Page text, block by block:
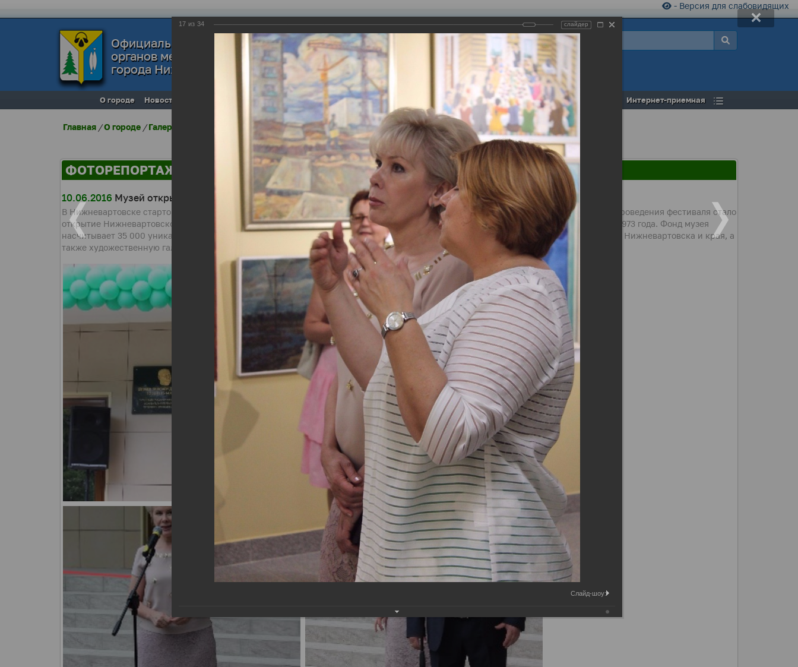
- Версия для слабовидящих
Официальный сайт
органов местного самоуправления
города Нижневартовска
О городе Новости Местное самоуправление Документы Муниципальные услуги Торговая площадка Открытый бюджет Интернет-приемная
Главная /О городе /Галерея города Фоторепортажи
ФОТОРЕПОРТАЖИ
10.06.2016 Музей открыл после капитального ремонта двери обновленных выставочных залов
В Нижневартовске стартовал 41-й фестиваль искусств, труда и спорта «Самотлорские ночи – 2016». Подарком для вартовчан в дни проведения фестиваля стало
открытие Нижневартовского краеведческого музея им. Т.Д. Шуваева. Краеведческий музей Нижневартовска был основан 1 ноября 1973 года. Фонд музея
насчитывает 35 000 уникальных предметов. Музей представляет тематические выставки, посвященные природе, истории и культуре Нижневартовска и края, а
также художественную галерею.
17 из 34 слайдер
Слайд-шоу: